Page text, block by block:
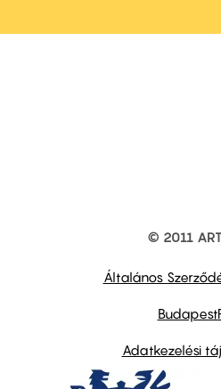
© 2011
Általános
Adatkezelési